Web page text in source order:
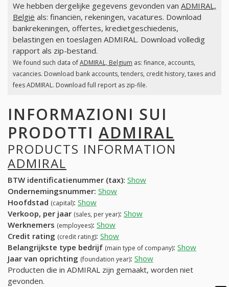
We hebben dergelijke gegevens gevonden van ADMIRAL,
België als: financiën, rekeningen, vacatures. Download
bankrekeningen, offertes, kredietgeschiedenis,
belastingen en toeslagen ADMIRAL. Download volledig
rapport als zip-bestand.
We found such data ofADMIRAL, Belgium as: finance, accounts,
vacancies. Download bank accounts, tenders, credit history, taxes and
fees ADMIRAL. Download full report as zip-file.
INFORMAZIONI SUI
PRODOTTI ADMIRAL
PRODUCTS INFORMATION
ADMIRAL
BTW identificatienummer (tax): Show
Ondernemingsnummer: Show
Hoofdstad (capital): Show
Verkoop, per jaar (sales, per year): Show
Werknemers (employees): Show
Credit rating (credit rating): Show
Belangrijkste type bedrijf (main type of company): Show
Jaar van oprichting (foundation year): Show
Producten die in ADMIRAL zijn gemaakt, worden niet
gevonden.